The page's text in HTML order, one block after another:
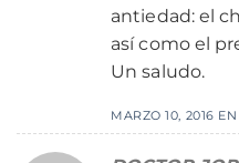
antiedad: el
así como el
Un saludo.
MARZO 10, 2016